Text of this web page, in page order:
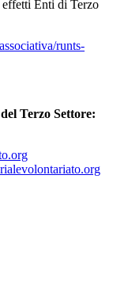
effetti Enti di Terzo
runts-
Terzo Settore: